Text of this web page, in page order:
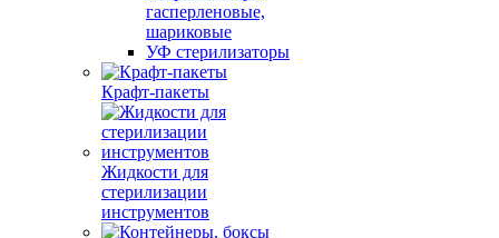
гасперленовые,
шариковые
УФ стерилизаторы
Крафт-пакеты
Жидкости для
стерилизации
инструментов